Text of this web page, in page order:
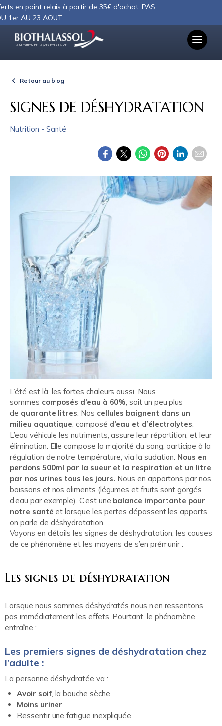
relais à partir de 35€ d'achat, PAS
23 AOUT
LA NUTRITION DE LA MER POUR LA VIE
Retour au blog
SIGNES DE DÉSHYDRATATION
Nutrition - Santé
L’été est là, les fortes chaleurs aussi. Nous
sommes composés d’eau à 60%, soit un peu plus
de quarante litres. Nos cellules baignent dans un
milieu aquatique, composé d’eau et d’électrolytes.
L’eau véhicule les nutriments, assure leur répartition, et leur
élimination. Elle compose la majorité du sang, participe à la
régulation de notre température, via la sudation. Nous en
perdons 500ml par la sueur et la respiration et un litre
par nos urines tous les jours. Nous en apportons par nos
boissons et nos aliments (légumes et fruits sont gorgés
d’eau par exemple). C’est une balance importante pour
notre santé et lorsque les pertes dépassent les apports,
on parle de déshydratation.
Voyons en détails les signes de déshydratation, les causes
de ce phénomène et les moyens de s’en prémunir :
Les signes de déshydratation
Lorsque nous sommes déshydratés nous n’en ressentons
pas immédiatement les effets. Pourtant, le phénomène
entraîne :
Les premiers signes de déshydratation chez
l’adulte :
La personne déshydratée va :
Avoir soif, la bouche sèche
Moins uriner
Ressentir une fatigue inexpliquée
Panneau de gestion des cookies